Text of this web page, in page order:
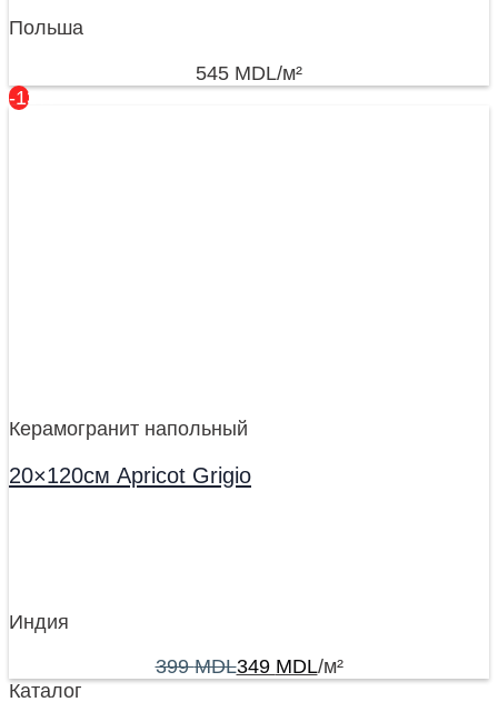
Польша
545 MDL/м²
-13%
Керамогранит напольный
20×120см Apricot Grigio
Индия
399MDL349 MDL/м²
Каталог